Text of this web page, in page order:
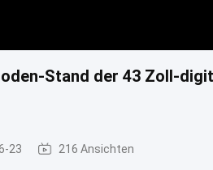
Stand der 43 Zoll-
23 216 Ansichten